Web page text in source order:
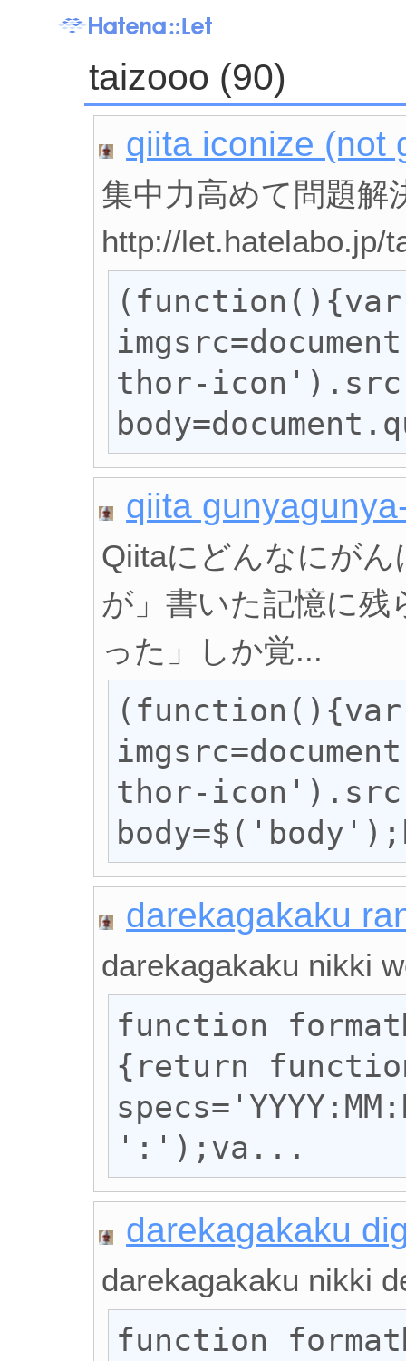
taizooo (90)
qiita iconize (not
集中力高めて問題解
http://let.hatelabo.jp/
(function(){var
thor-
qiita
Qiitaにどんなにが
が」書いた記憶に
った」しか覚...
(function(){var
thor-
darekagakaku
darekagakaku nikki
function
{return
':');va...
darekagakaku
darekagakaku nikki
function